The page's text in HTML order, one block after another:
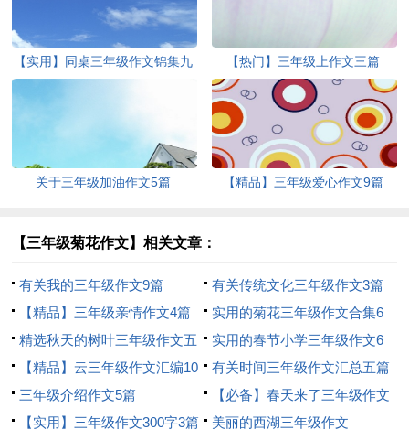
【实用】同桌三年级作文锦集九
【热门】三年级上作文三篇
关于三年级加油作文5篇 【精品】三年级爱心作文9篇
【三年级菊花作文】相关文章：
有关我的三年级作文9篇
有关传统文化三年级作文3篇
【精品】三年级亲情作文4篇
实用的菊花三年级作文合集6
篇
精选秋天的树叶三年级作文五
篇
实用的春节小学三年级作文6
篇
【精品】云三年级作文汇编10
篇
有关时间三年级作文汇总五篇
三年级介绍作文5篇
【必备】春天来了三年级作文
4篇
【实用】三年级作文300字3篇 美丽的西湖三年级作文